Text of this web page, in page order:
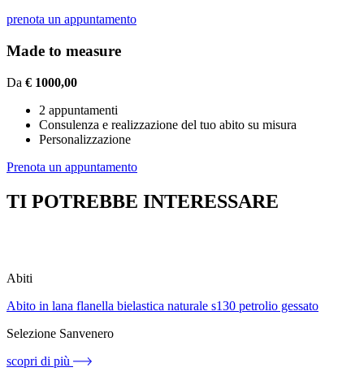
prenota un appuntamento
Made to measure
Da € 1000,00
2 appuntamenti
Consulenza e realizzazione del tuo abito su misura
Personalizzazione
Prenota un appuntamento
TI POTREBBE INTERESSARE
Abiti
Abito in lana flanella bielastica naturale s130 petrolio gessato
Selezione Sanvenero
scopri di più